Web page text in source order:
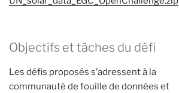
Objectifs et tâches du défi
Les défis proposés s’adressent à la
communauté de fouille de données et